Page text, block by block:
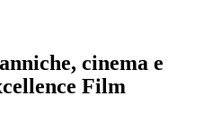
cinema e
Film